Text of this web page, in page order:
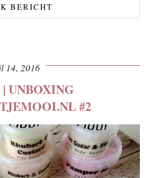
BERICHT
14, 2016
UNBOXING
#2